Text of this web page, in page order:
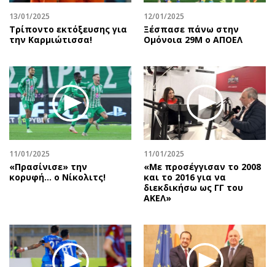
Υγεία
Πολιτική
Βουλευτικές 2026
Προεδρικές 2023
Δημοσκοπήσεις
Διπλωματία
Αθλητισμός
Κύπρος
Ελλάδα
Διεθνή
Οικονομία
Real Estate
The Hill
Υγεία
Αγγελίες
Πωλούνται
Ζητούν εργασία
Θέσεις εργασίας
Geek
Νέα
Κινητά-tablets
Social
Αυτοκίνηση
Πολιτική
Οικονομία
13/01/2025
Τρίποντο εκτόξευσης για
την Καρμιώτισσα!
12/01/2025
Ξέσπασε πάνω στην
Ομόνοια 29Μ ο ΑΠΟΕΛ
11/01/2025
«Πρασίνισε» την
κορυφή… ο Νίκολιτς!
11/01/2025
«Με προσέγγισαν το 2008
και το 2016 για να
διεκδικήσω ως ΓΓ του
ΑΚΕΛ»